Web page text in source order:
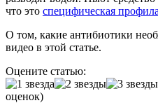
что это специфическая
О том, какие антибиотики
видео в этой статье.
Оцените статью:
оценок)